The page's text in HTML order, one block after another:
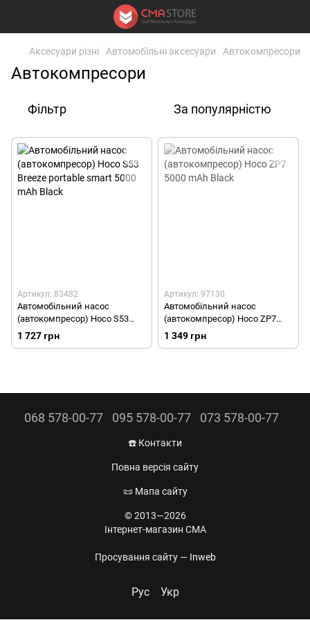
Аксесуари різні Автомобільні аксесуари Автокомпресори
Автокомпресори
Фільтр За популярністю
Артикул: 83482
Автомобільний насос
(автокомпресор) Hoco S53
Breeze portable smart 5000 mAh
1 727 грн
Артикул: 97130
Автомобільний насос
(автокомпресор) Hoco ZP7
5000 mAh Black
1 349 грн
068 578-00-77 095 578-00-77 073 578-00-77
☎️ Контакти
Повна версія сайту
📜 Мапа сайту
© 2013—2026
Інтернет-магазин CMA
Просування сайту — Inweb
Рус Укр